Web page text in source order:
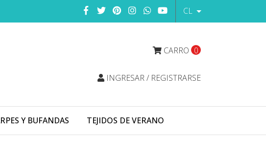
CL
CARRO 0
INGRESAR / REGISTRARSE
Y BUFANDAS TEJIDOS DE VERANO